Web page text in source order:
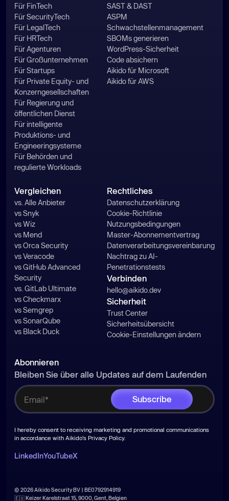
Für FinTech
Für SecurityTech
Für LegalTech
Für HRTech
Für Agenturen
Für Großunternehmen
Für Startups
Für Private Equity- und
Konzerngesellschaften
Für Regierung und
öffentlichen Dienst
Für intelligente
Produktions- und
Engineeringsysteme
Für Behörden und
regulierte Workloads
SAST & DAST
ASPM
Schwachstellenmanagement
SBOMs generieren
WordPress-Sicherheit
Code absichern
Aikido für Microsoft
Aikido für AWS
Vergleichen
vs. Alle Anbieter
vs Snyk
vs Wiz
vs Mend
vs Orca Security
vs Veracode
vs GitHub Advanced
Security
vs. GitLab Ultimate
vs Checkmarx
vs Semgrep
vs SonarQube
vs Black Duck
Rechtliches
Datenschutzerklärung
Cookie-Richtlinie
Nutzungsbedingungen
Master-Abonnementvertrag
Datenverarbeitungsvereinbarung
Nachtrag zu AI-
Penetrationstests
Verbinden
hello@aikido.dev
Sicherheit
Trust Center
Sicherheitsübersicht
Cookie-Einstellungen ändern
Abonnieren
Bleiben Sie über alle Updates auf dem Laufenden
I hereby consent to receiving marketing and promotional communications
in accordance with Aikido's Privacy Policy.
LinkedInYouTubeX
© 2026 Aikido Security BV | BE0792914919
🇪🇺 Keizer Karelstraat 15, 9000, Gent, Belgien